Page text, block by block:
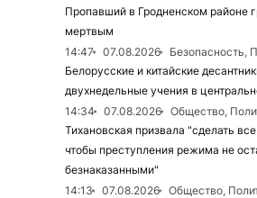
Пропавший в Гродненском районе
мертвым
14:47
07.08.2026
Безопасность,
Белорусские и китайские
двухнедельные учения в
14:34
07.08.2026
Общество,
Тихановская призвала "сделать
чтобы преступления режима не
безнаказанными"
14:13
07.08.2026
Общество,